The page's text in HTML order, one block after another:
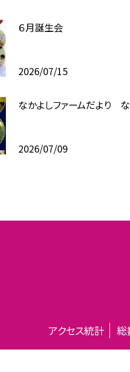
６月誕生会
2026/07/15
なかよしファームだより
2026/07/09
アクセス統計 総